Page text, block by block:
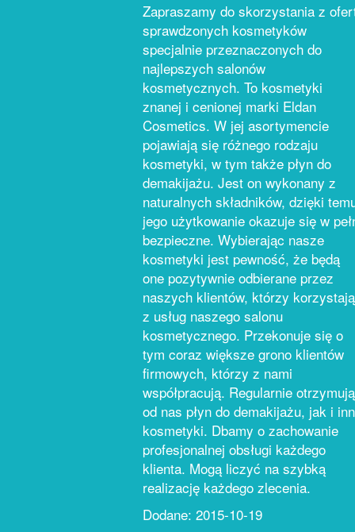
Zapraszamy do skorzystania z
sprawdzonych kosmetyków
specjalnie przeznaczonych do
najlepszych salonów
kosmetycznych. To kosmetyki
znanej i cenionej marki Eldan
Cosmetics. W jej asortymencie
pojawiają się różnego rodzaju
kosmetyki, w tym także płyn do
demakijażu. Jest on wykonany z
naturalnych składników, dzięki
jego użytkowanie okazuje się w
bezpieczne. Wybierając nasze
kosmetyki jest pewność, że będą
one pozytywnie odbierane przez
naszych klientów, którzy korzystają
z usług naszego salonu
kosmetycznego. Przekonuje się o
tym coraz większe grono klientów
firmowych, którzy z nami
współpracują. Regularnie otrzymują
od nas płyn do demakijażu, jak i
kosmetyki. Dbamy o zachowanie
profesjonalnej obsługi każdego
klienta. Mogą liczyć na szybką
realizację każdego zlecenia.
Dodane: 2015-10-19